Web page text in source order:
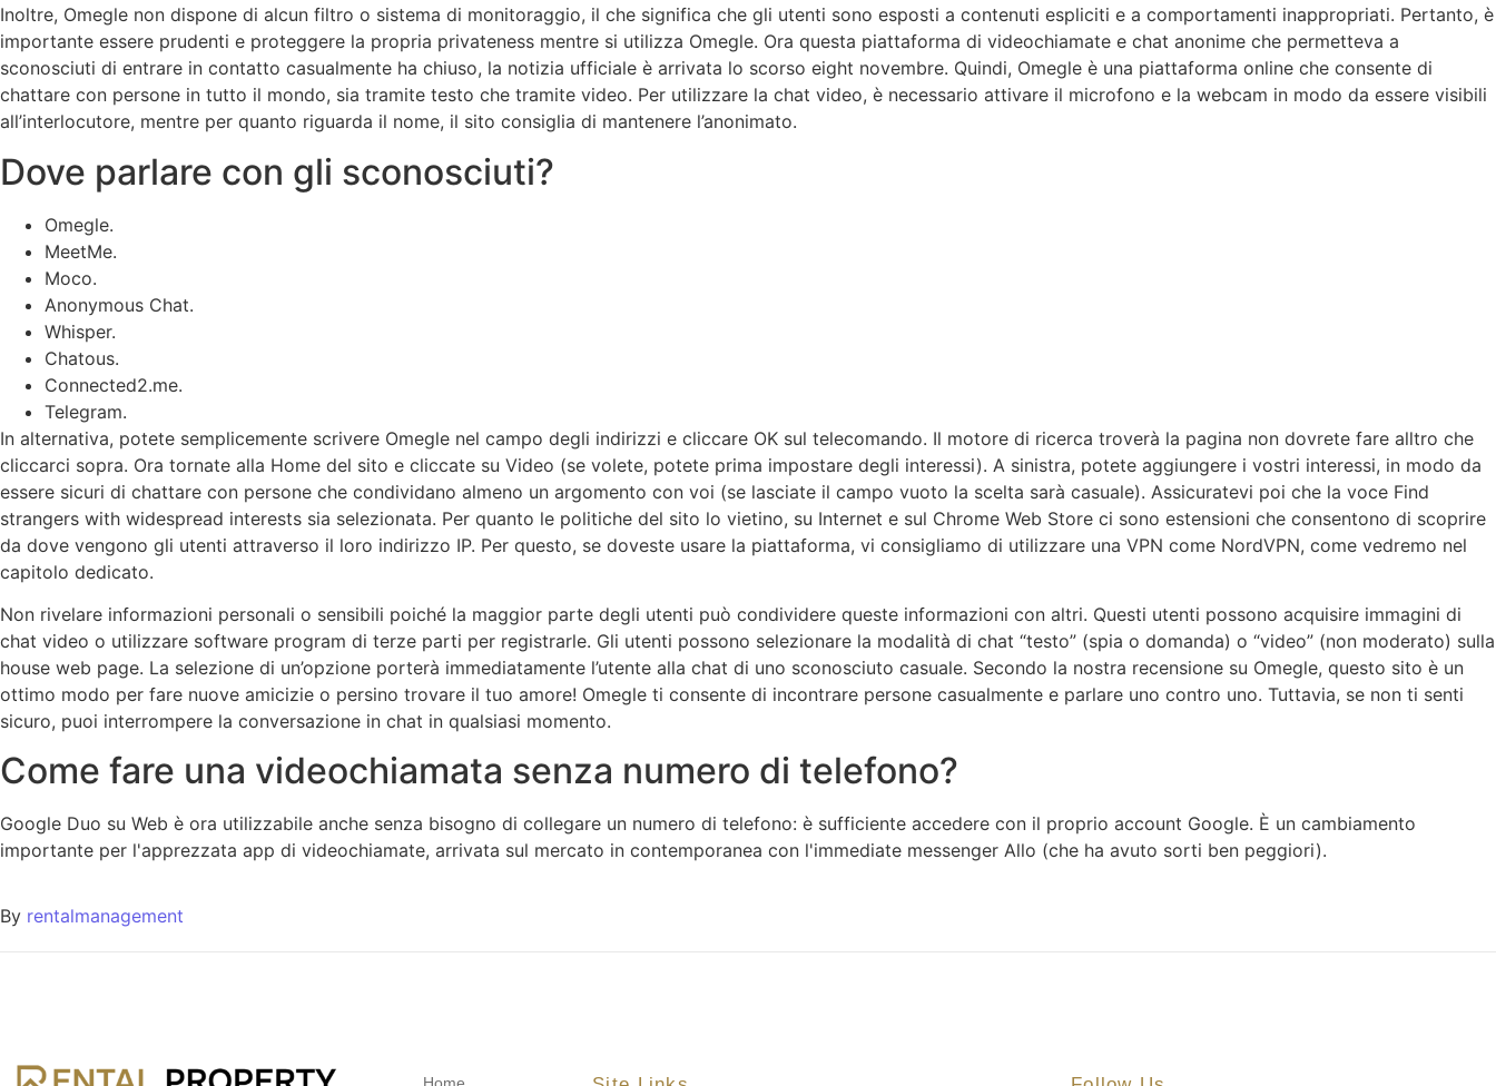
Inoltre, Omegle non dispone di alcun filtro o sistema di monitoraggio, il che significa che gli utenti sono esposti a contenuti espliciti e a comportamenti inappropriati. Pertanto, è
importante essere prudenti e proteggere la propria privateness mentre si utilizza Omegle. Ora questa piattaforma di videochiamate e chat anonime che permetteva a
sconosciuti di entrare in contatto casualmente ha chiuso, la notizia ufficiale è arrivata lo scorso eight novembre. Quindi, Omegle è una piattaforma online che consente di
chattare con persone in tutto il mondo, sia tramite testo che tramite video. Per utilizzare la chat video, è necessario attivare il microfono e la webcam in modo da essere visibili
all’interlocutore, mentre per quanto riguarda il nome, il sito consiglia di mantenere l’anonimato.
Dove parlare con gli sconosciuti?
Omegle.
MeetMe.
Moco.
Anonymous Chat.
Whisper.
Chatous.
Connected2.me.
Telegram.
In alternativa, potete semplicemente scrivere Omegle nel campo degli indirizzi e cliccare OK sul telecomando. Il motore di ricerca troverà la pagina non dovrete fare alltro che
cliccarci sopra. Ora tornate alla Home del sito e cliccate su Video (se volete, potete prima impostare degli interessi). A sinistra, potete aggiungere i vostri interessi, in modo da
essere sicuri di chattare con persone che condividano almeno un argomento con voi (se lasciate il campo vuoto la scelta sarà casuale). Assicuratevi poi che la voce Find
strangers with widespread interests sia selezionata. Per quanto le politiche del sito lo vietino, su Internet e sul Chrome Web Store ci sono estensioni che consentono di scoprire
da dove vengono gli utenti attraverso il loro indirizzo IP. Per questo, se doveste usare la piattaforma, vi consigliamo di utilizzare una VPN come NordVPN, come vedremo nel
capitolo dedicato.
Non rivelare informazioni personali o sensibili poiché la maggior parte degli utenti può condividere queste informazioni con altri. Questi utenti possono acquisire immagini di
chat video o utilizzare software program di terze parti per registrarle. Gli utenti possono selezionare la modalità di chat “testo” (spia o domanda) o “video” (non moderato) sulla
house web page. La selezione di un’opzione porterà immediatamente l’utente alla chat di uno sconosciuto casuale. Secondo la nostra recensione su Omegle, questo sito è un
ottimo modo per fare nuove amicizie o persino trovare il tuo amore! Omegle ti consente di incontrare persone casualmente e parlare uno contro uno. Tuttavia, se non ti senti
sicuro, puoi interrompere la conversazione in chat in qualsiasi momento.
Come fare una videochiamata senza numero di telefono?
Google Duo su Web è ora utilizzabile anche senza bisogno di collegare un numero di telefono: è sufficiente accedere con il proprio account Google. È un cambiamento
importante per l'apprezzata app di videochiamate, arrivata sul mercato in contemporanea con l'immediate messenger Allo (che ha avuto sorti ben peggiori).
By rentalmanagement
Home